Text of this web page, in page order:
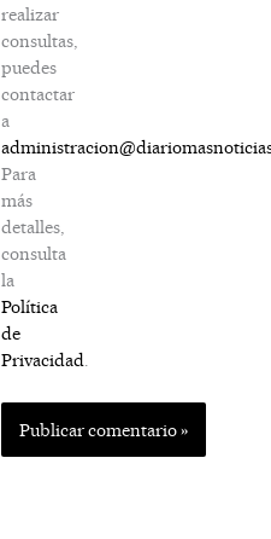
realizar
consultas,
puedes
contactar
a
Para
más
detalles,
consulta
la
Política
de
Privacidad